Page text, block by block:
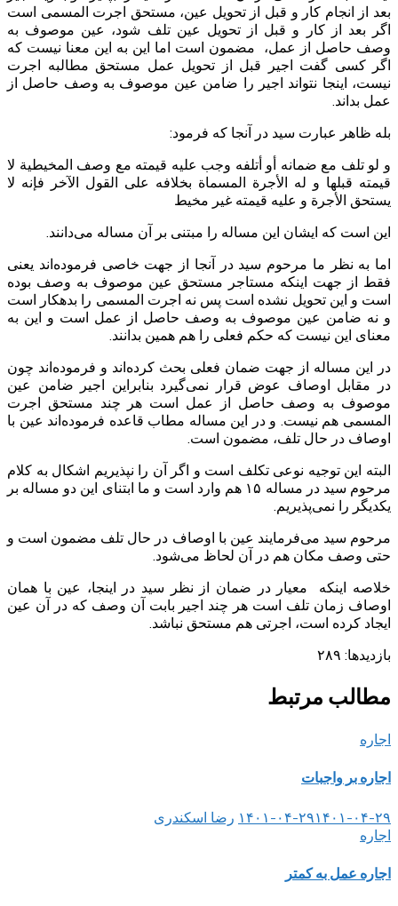
بعد از انجام کار و قبل از تحویل عین، مستحق اجرت المسمی است
اگر بعد از کار و قبل از تحویل عین تلف شود، عین موصوف به
وصف حاصل از عمل، مضمون است اما این به این معنا نیست که
اگر کسی گفت اجیر قبل از تحویل عمل مستحق مطالبه اجرت
نیست، اینجا نتواند اجیر را ضامن عین موصوف به وصف حاصل از
عمل بداند.
بله ظاهر عبارت سید در آنجا که فرمود:
و لو تلف مع ضمانه أو أتلفه وجب عليه قيمته مع وصف المخيطية لا
قيمته قبلها و له الأجرة المسماة بخلافه على القول الآخر فإنه لا
يستحق الأجرة و عليه قيمته غير مخيط‌
این است که ایشان این مساله را مبتنی بر آن مساله می‌دانند.
اما به نظر ما مرحوم سید در آنجا از جهت خاصی فرموده‌اند یعنی
فقط از جهت اینکه مستاجر مستحق عین موصوف به وصف بوده
است و این تحویل نشده است پس نه اجرت المسمی را بدهکار است
و نه ضامن عین موصوف به وصف حاصل از عمل است و این به
معنای این نیست که حکم فعلی را هم همین بدانند.
در این مساله از جهت ضمان فعلی بحث کرده‌اند و فرموده‌اند چون
در مقابل اوصاف عوض قرار نمی‌گیرد بنابراین اجیر ضامن عین
موصوف به وصف حاصل از عمل است هر چند مستحق اجرت
المسمی هم نیست. و در این مساله مطاب قاعده فرموده‌اند عین با
اوصاف در حال تلف، مضمون است.
البته این توجیه نوعی تکلف است و اگر آن را نپذیریم اشکال به کلام
مرحوم سید در مساله ۱۵ هم وارد است و ما ابتنای این دو مساله بر
یکدیگر را نمی‌پذیریم.
مرحوم سید می‌فرمایند عین با اوصاف در حال تلف مضمون است و
حتی وصف مکان هم در آن لحاظ می‌شود.
خلاصه اینکه معیار در ضمان از نظر سید در اینجا، عین با همان
اوصاف زمان تلف است هر چند اجیر بابت آن وصف که در آن عین
ایجاد کرده است، اجرتی هم مستحق نباشد.
بازدیدها: ۲۸۹
مطالب مرتبط
اجاره
اجاره بر واجبات
۱۴۰۱-۰۴-۲۹۱۴۰۱-۰۴-۲۹
رضا اسکندری
اجاره
اجاره عمل به کمتر